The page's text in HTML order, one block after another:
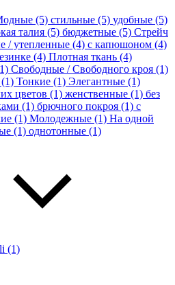
(5) стильные (5) удобные (5)
талия (5) бюджетные (5) Стрейч
/ утепленные (4) с капюшоном (4)
(4) Плотная ткань (4)
Свободные / Свободного кроя (1)
Тонкие (1) Элегантные (1)
цветов (1) женственные (1) без
(1) брючного покроя (1) с
(1) Молодежные (1) На одной
(1) однотонные (1)
(1)